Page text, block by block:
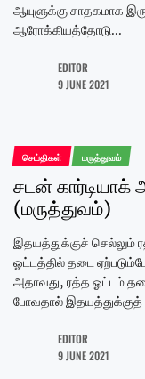
ஆயுளுக்கு சாதகமாக
ஆரோக்கியத்தோடு...
EDITOR
9 JUNE 2021
செய்திகள் மருத்துவம்
சடன்
(மருத்துவம்)
இதயத்துக்குச் செல்லும்
ஓட்டத்தில் தடை
அதாவது, ரத்த ஓட்டம்
போவதால்
EDITOR
9 JUNE 2021